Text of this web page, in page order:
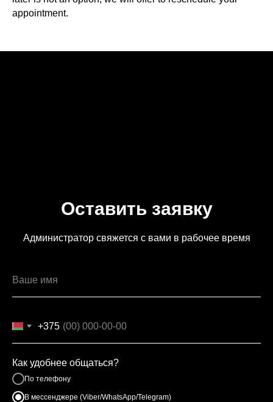
appointment.
Оставить заявку
Администратор свяжется с вами в рабочее время
+375
Как удобнее общаться?
По телефону
В мессенджере (Viber/WhatsApp/Telegram)